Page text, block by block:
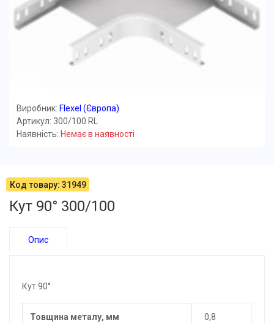
Виробник: Flexel (Європа)
Артикул: 300/100 RL
Наявність: Немає в наявності
Код товару: 31949
Кут 90° 300/100
Опис
Кут 90°
Товщина металу, мм 0,8